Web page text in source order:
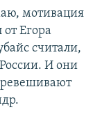
мотивация
Егора
считали,
И они